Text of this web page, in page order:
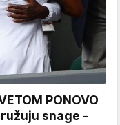
PONOVO
snage -